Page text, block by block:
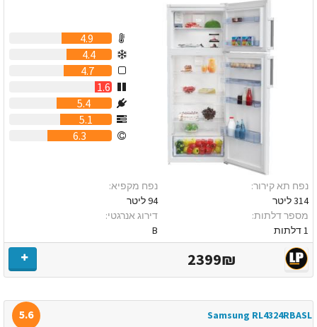
4.9
4.4
4.7
1.6
5.4
5.1
6.3
נפח תא קירור:
314 ליטר
מספר דלתות:
1 דלתות
נפח מקפיא:
94 ליטר
דירוג אנרגטי:
B
2399₪
Samsung RL4324RBASL
5.6